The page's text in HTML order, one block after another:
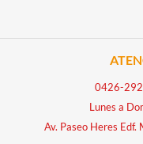
0426-
Lunes a
Av. Paseo Heres Edf.